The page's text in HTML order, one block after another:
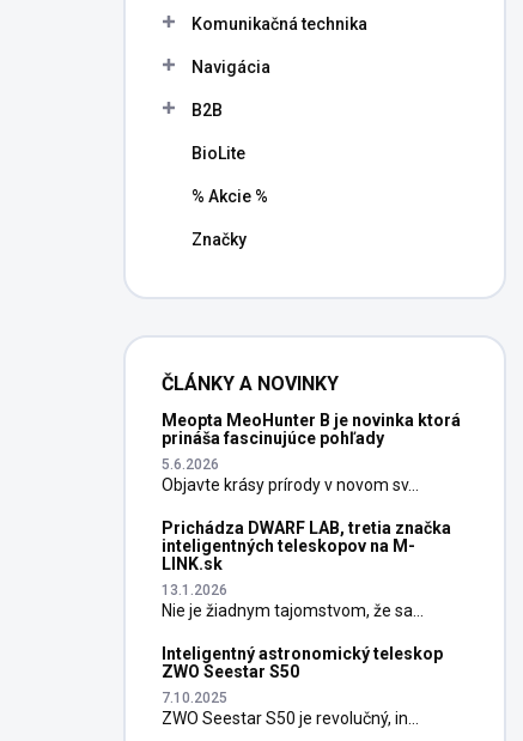
Komunikačná technika
Navigácia
B2B
BioLite
% Akcie %
Značky
ČLÁNKY A NOVINKY
Meopta MeoHunter B je novinka ktorá
prináša fascinujúce pohľady
5.6.2026
Objavte krásy prírody v novom sv...
Prichádza DWARF LAB, tretia značka
inteligentných teleskopov na M-
LINK.sk
13.1.2026
Nie je žiadnym tajomstvom, že sa...
Inteligentný astronomický teleskop
ZWO Seestar S50
7.10.2025
ZWO Seestar S50 je revolučný, in...